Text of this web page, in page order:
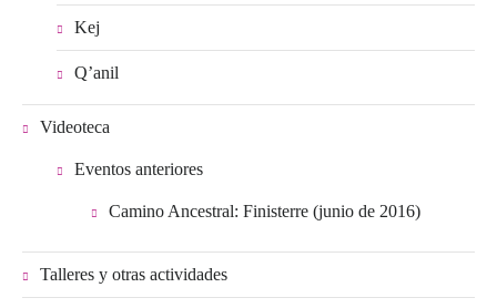
Kej
Q’anil
Videoteca
Eventos anteriores
Camino Ancestral: Finisterre (junio de 2016)
Talleres y otras actividades